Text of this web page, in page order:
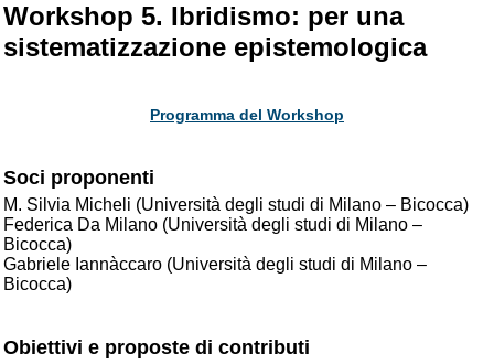
Workshop 5. Ibridismo: per una
sistematizzazione epistemologica
Programma del Workshop
Soci proponenti
M. Silvia Micheli (Università degli studi di Milano – Bicocca)
Federica Da Milano (Università degli studi di Milano –
Bicocca)
Gabriele Iannàccaro (Università degli studi di Milano –
Bicocca)
Obiettivi e proposte di contributi